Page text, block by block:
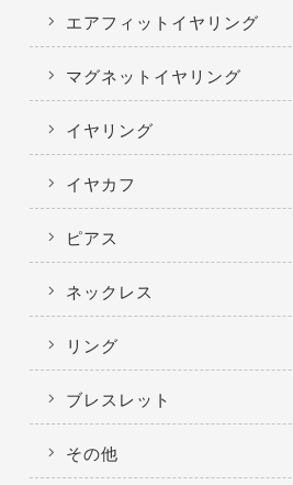
エアフィットイヤリング
マグネットイヤリング
イヤリング
イヤカフ
ピアス
ネックレス
リング
ブレスレット
その他